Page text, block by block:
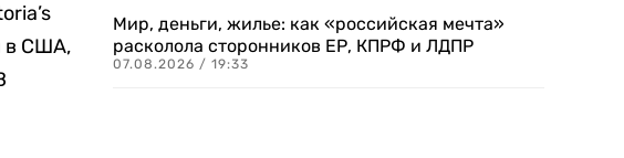
в США,
Мир, деньги, жилье: как «российская мечта»
расколола сторонников ЕР, КПРФ и ЛДПР
07.08.2026 / 19:33